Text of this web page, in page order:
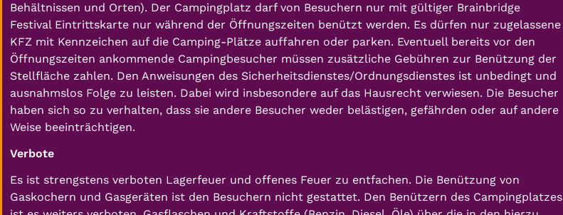
Behältnissen und Orten). Der Campingplatz darf von Besuchern nur mit gültiger Brainbridge
Festival Eintrittskarte nur während der Öffnungszeiten benützt werden. Es dürfen nur zugelassene
KFZ mit Kennzeichen auf die Camping-Plätze auffahren oder parken. Eventuell bereits vor den
Öffnungszeiten ankommende Campingbesucher müssen zusätzliche Gebühren zur Benützung der
Stellfläche zahlen. Den Anweisungen des Sicherheitsdienstes/Ordnungsdienstes ist unbedingt und
ausnahmslos Folge zu leisten. Dabei wird insbesondere auf das Hausrecht verwiesen. Die Besucher
haben sich so zu verhalten, dass sie andere Besucher weder belästigen, gefährden oder auf andere
Weise beeinträchtigen.
Verbote
Es ist strengstens verboten Lagerfeuer und offenes Feuer zu entfachen. Die Benützung von
Gaskochern und Gasgeräten ist den Besuchern nicht gestattet. Den Benützern des Campingplatzes